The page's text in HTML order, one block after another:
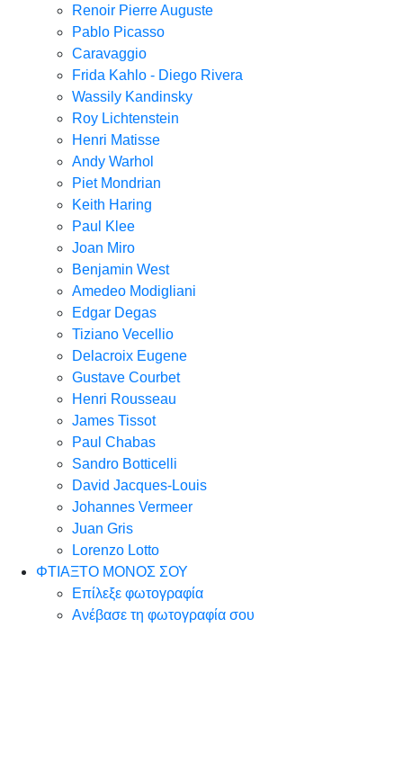
Renoir Pierre Auguste
Pablo Picasso
Caravaggio
Frida Kahlo - Diego Rivera
Wassily Kandinsky
Roy Lichtenstein
Henri Matisse
Andy Warhol
Piet Mondrian
Keith Haring
Paul Klee
Joan Miro
Benjamin West
Amedeo Modigliani
Edgar Degas
Tiziano Vecellio
Delacroix Eugene
Gustave Courbet
Henri Rousseau
James Tissot
Paul Chabas
Sandro Botticelli
David Jacques-Louis
Johannes Vermeer
Juan Gris
Lorenzo Lotto
ΦΤΙΑΞΤΟ ΜΟΝΟΣ ΣΟΥ
Επίλεξε φωτογραφία
Ανέβασε τη φωτογραφία σου